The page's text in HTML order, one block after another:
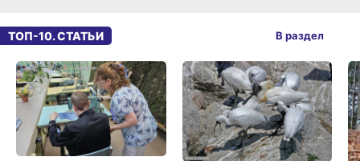
ТОП-10. СТАТЬИ В раздел